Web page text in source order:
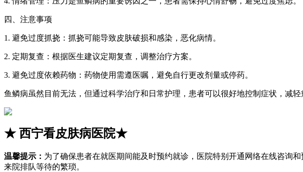
四、注意事项
1. 避免过度抓挠：抓挠可能导致皮肤破损和感染，恶化病情。
2. 定期复查：根据医生建议定期复查，调整治疗方案。
3. 避免过度依赖药物：药物使用需遵医嘱，避免自行更改剂量或停药。
鱼鳞病虽然目前无法，但通过科学治疗和日常护理，患者可以很好地控制症状，减
★西宁看皮肤病医院★
温馨提示： 为了确保患者在就医期间能及时预约就诊，医院特别开通网络在线咨询
来院排队等待的繁琐。